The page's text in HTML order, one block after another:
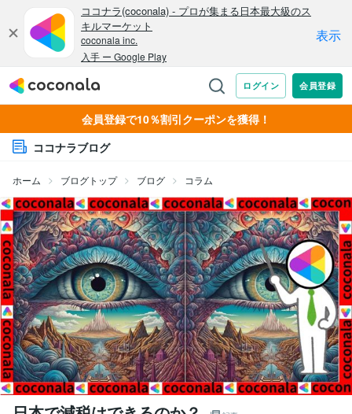
会員登録で10％割引クーポンを獲得！
ココナラブログ
ホーム ブログトップ ブログ コラム